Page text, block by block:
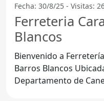
Fecha: 30/8/25 - Visitas:
Ferreteria
Blancos
Bienvenido a
Barros Blancos Ubicada en 15500 Barros Blancos,
Departamento de